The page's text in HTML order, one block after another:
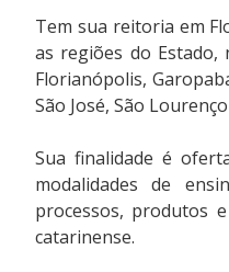
Tem sua reitoria em
as regiões do Estado,
Florianópolis,
São José, São
Sua finalidade é
modalidades de
processos, produtos
catarinense.